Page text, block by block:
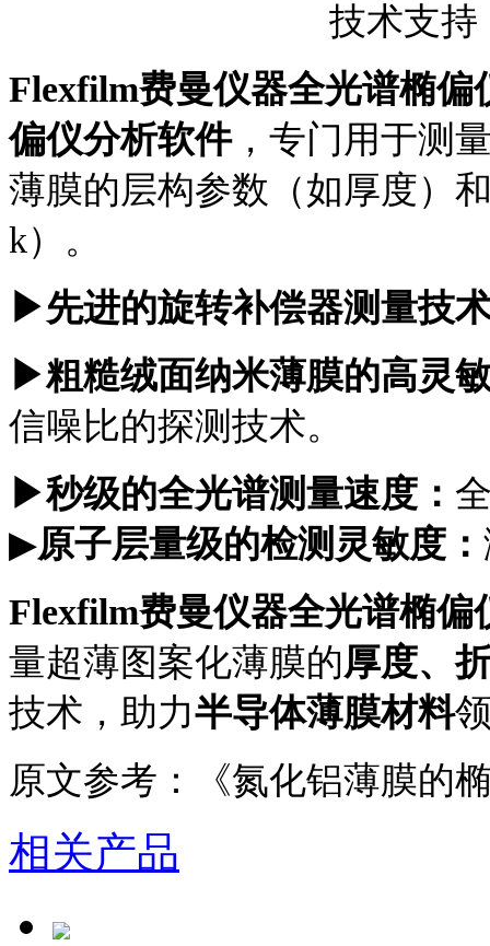
技术支持
Flexfilm费曼仪器全光谱椭偏
偏仪分析软件，专门用于测
薄膜的层构参数（如厚度）
k） 。
▶先进的旋转补偿器测量技
▶粗糙绒面纳米薄膜的高灵
信噪比的探测技术。
▶秒级的全光谱测量速度：
▶原子层量级的检测灵敏度：
Flexfilm费曼仪器全光谱椭偏
量超薄图案化薄膜的厚度、
技术 ， 助力半导体薄膜材料
原文参考：《氮化铝薄膜的
相关产品